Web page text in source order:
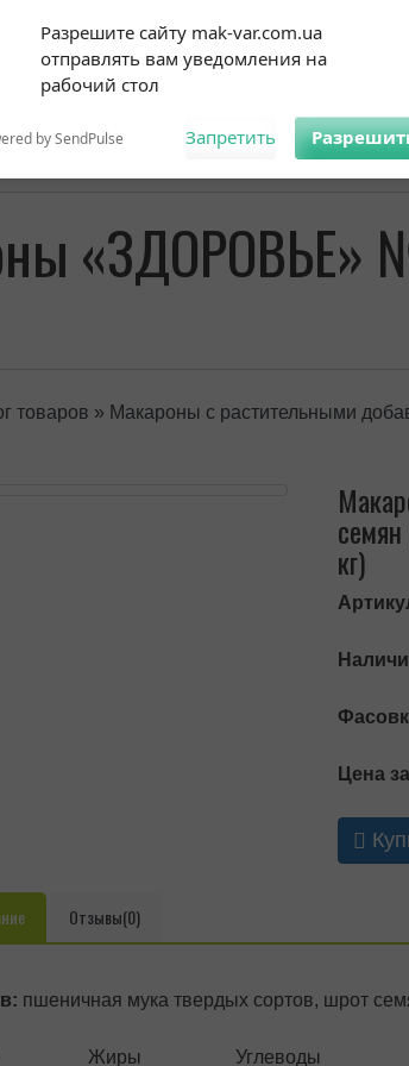
Разрешите сайту mak-var.com.ua
отправлять вам уведомления на
рабочий стол
by SendPulse Запретить
enable permission prompts, click
the notification icon
Ukraine, Vinnitsa,
«ЗДОРОВЬЕ»
товаров » Макароны с растительными
кг)
Цена
Отзывы(0)
пшеничная мука твердых сортов, шрот
Жиры Углеводы